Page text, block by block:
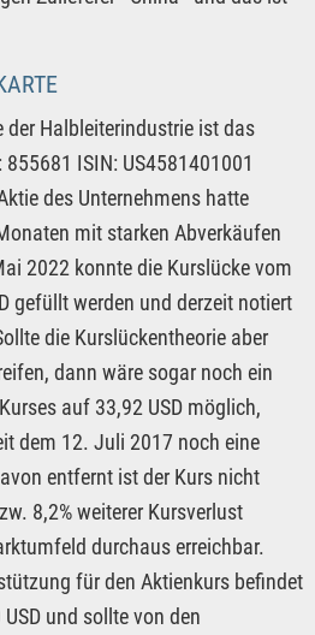
der Halbleiterindustrie ist das
ISIN: US4581401001
des Unternehmens hatte
mit starken Abverkäufen
2022 konnte die Kurslücke vom
gefüllt werden und derzeit notiert
die Kurslückentheorie aber
dann wäre sogar noch ein
auf 33,92 USD möglich,
dem 12. Juli 2017 noch eine
entfernt ist der Kurs nicht
8,2% weiterer Kursverlust
durchaus erreichbar.
für den Aktienkurs befindet
und sollte von den